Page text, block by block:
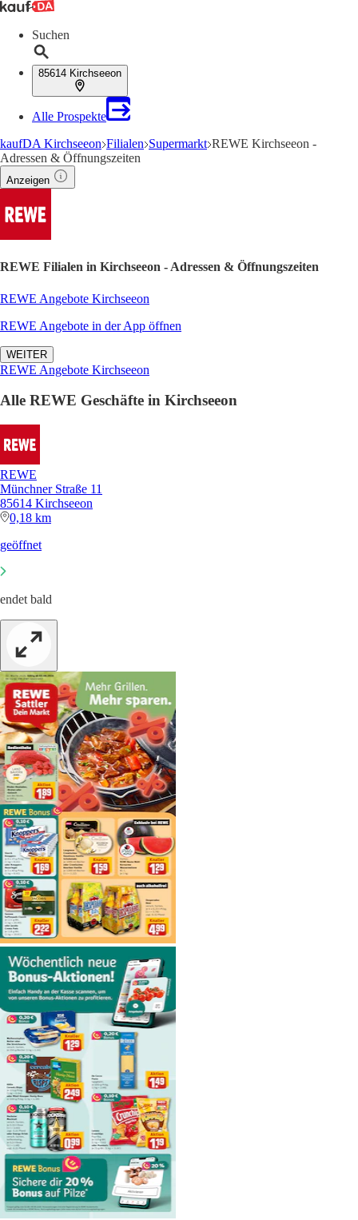
Suchen
85614 Kirchseeon
Alle Prospekte
kaufDA Kirchseeon Filialen Supermarkt REWE Kirchseeon -
Adressen & Öffnungszeiten
Anzeigen
REWE Filialen in Kirchseeon - Adressen & Öffnungszeiten
REWE Angebote Kirchseeon
REWE Angebote in der App öffnen
WEITER
REWE Angebote Kirchseeon
Alle REWE Geschäfte in Kirchseeon
REWE
Münchner Straße 11
85614 Kirchseeon
0,18 km
geöffnet
endet bald